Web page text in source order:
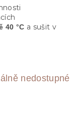
nedostupné
40 °C a sušit v